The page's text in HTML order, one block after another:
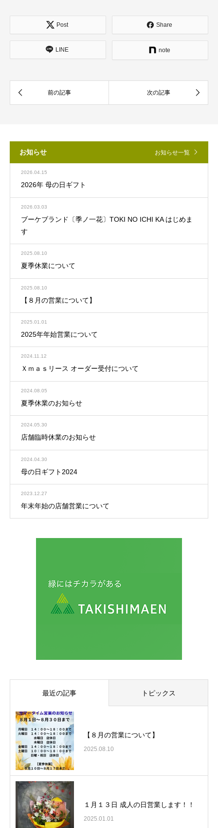
Post Share
LINE note
お知らせ お知らせ一覧
2026.04.15
2026年 母の日ギフト
2026.03.03
ブーケブランド〔季ノ一花〕TOKI NO ICHI KA はじめま
す
2025.08.10
夏季休業について
2025.08.10
【８月の営業について】
2025.01.01
2025年年始営業について
2024.11.12
Ｘｍａｓリース オーダー受付について
2024.08.05
夏季休業のお知らせ
2024.05.30
店舗臨時休業のお知らせ
2024.04.30
母の日ギフト2024
2023.12.27
年末年始の店舗営業について
最近の記事 トピックス
【８月の営業について】
2025.08.10
１月１３日 成人の日営業します！！
2025.01.01